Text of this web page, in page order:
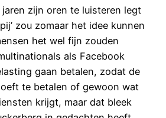
zijn oren te luisteren legt
zou zomaar het idee kunnen
het wel fijn zouden
als Facebook
gaan betalen, zodat de
te betalen of gewoon wat
krijgt, maar dat bleek